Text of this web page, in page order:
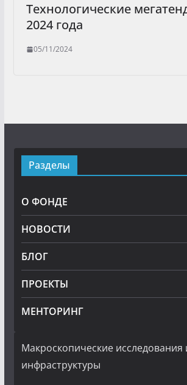
Технологические
2024 года
05/11/2024
Разделы
О ФОНДЕ
НОВОСТИ
БЛОГ
ПРОЕКТЫ
МЕНТОРИНГ
Макроскопические исследования
инфраструктуры